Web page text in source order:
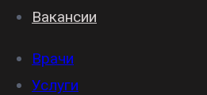
Вакансии
Врачи
Услуги